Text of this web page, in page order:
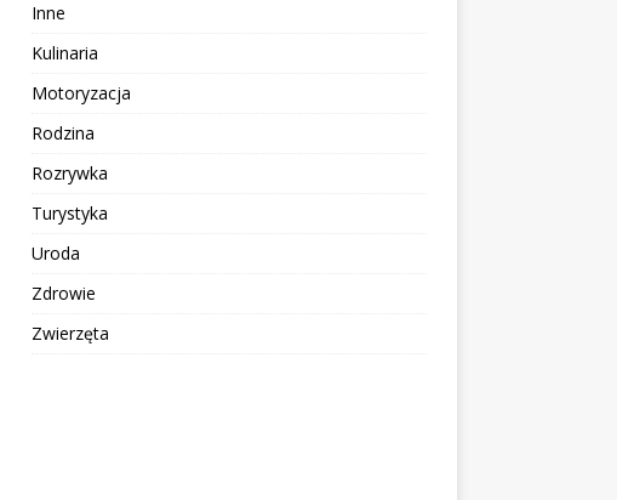
Inne
Kulinaria
Motoryzacja
Rodzina
Rozrywka
Turystyka
Uroda
Zdrowie
Zwierzęta